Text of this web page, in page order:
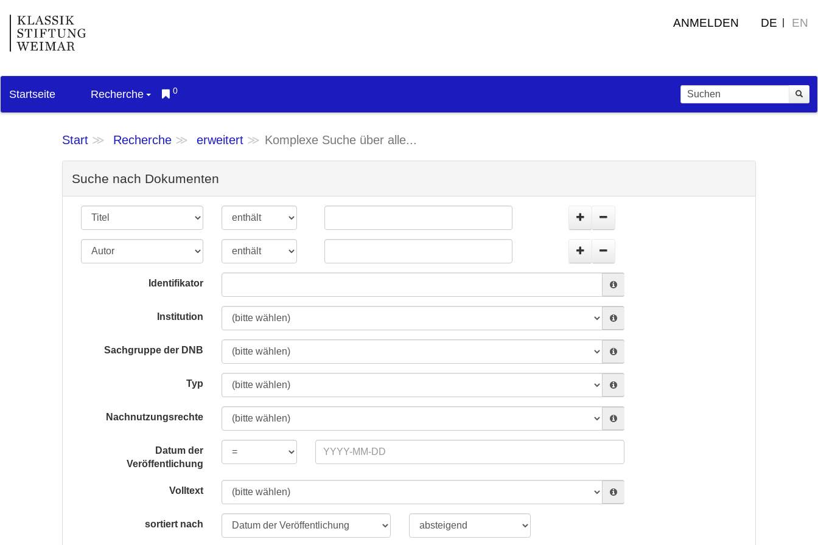
ANMELDEN DE EN
Startseite Recherche 0
Start Recherche erweitert Komplexe Suche über alle...
Suche nach Dokumenten
Identifikator
Institution
Sachgruppe der DNB
Typ
Nachnutzungsrechte
Datum der
Veröffentlichung
Volltext
sortiert nach